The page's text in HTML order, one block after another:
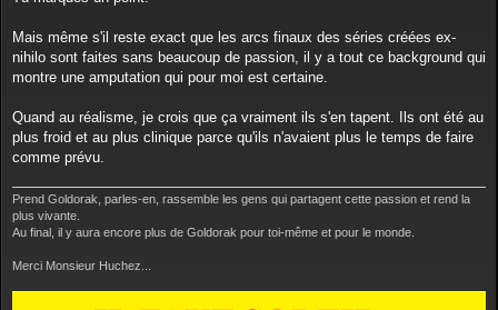
g
Mais même s'il reste exact que les arcs finaux des séries créées ex-
nihilo sont faites sans beaucoup de passion, il y a tout ce background qui
montre une amputation qui pour moi est certaine.
Quand au réalisme, je crois que ça vraiment ils s'en tapent. Ils ont été au
plus froid et au plus clinique parce qu'ils n'avaient plus le temps de faire
comme prévu.
Prend Goldorak, parles-en, rassemble les gens qui partagent cette passion et rend la
plus vivante.
Au final, il y aura encore plus de Goldorak pour toi-même et pour le monde.
Merci Monsieur Huchez...